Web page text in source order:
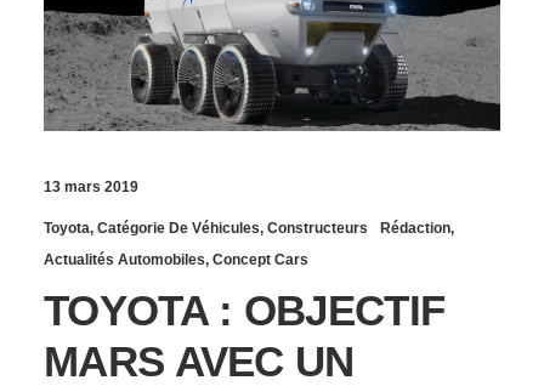
13 mars 2019
Toyota, Catégorie De Véhicules, Constructeurs Rédaction,
Actualités Automobiles, Concept Cars
TOYOTA : OBJECTIF
MARS AVEC UN